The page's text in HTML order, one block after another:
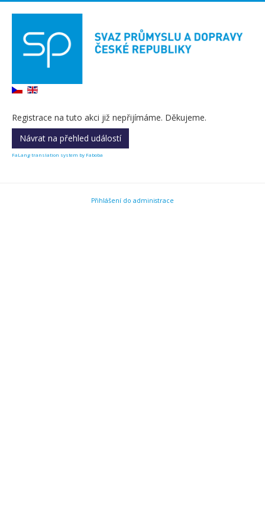
Registrace na tuto akci již nepřijímáme. Děkujeme.
Návrat na přehled událostí
FaLang translation system by Faboba
Přihlášení do administrace